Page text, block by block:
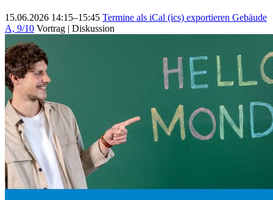
15.06.2026 14:15–15:45 Termine als iCal (ics) exportieren Gebäude
A, 9/10 Vortrag | Diskussion